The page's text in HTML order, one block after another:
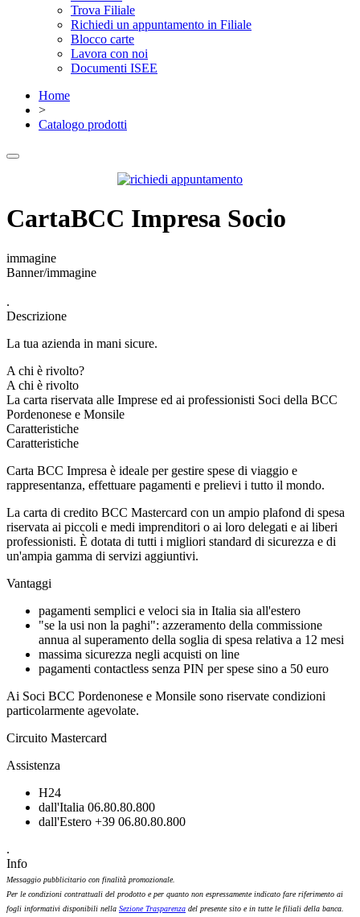
Trova Filiale
Richiedi un appuntamento in Filiale
Blocco carte
Lavora con noi
Documenti ISEE
Home
>
Catalogo prodotti
CartaBCC Impresa Socio
immagine
Banner/immagine
.
Descrizione
La tua azienda in mani sicure.
A chi è rivolto?
A chi è rivolto
La carta riservata alle Imprese ed ai professionisti Soci della BCC
Pordenonese e Monsile
Caratteristiche
Caratteristiche
Carta BCC Impresa è ideale per gestire spese di viaggio e
rappresentanza, effettuare pagamenti e prelievi i tutto il mondo.
La carta di credito BCC Mastercard con un ampio plafond di spesa
riservata ai piccoli e medi imprenditori o ai loro delegati e ai liberi
professionisti. È dotata di tutti i migliori standard di sicurezza e di
un'ampia gamma di servizi aggiuntivi.
Vantaggi
pagamenti semplici e veloci sia in Italia sia all'estero
"se la usi non la paghi": azzeramento della commissione
annua al superamento della soglia di spesa relativa a 12 mesi
massima sicurezza negli acquisti on line
pagamenti contactless senza PIN per spese sino a 50 euro
Ai Soci BCC Pordenonese e Monsile sono riservate condizioni
particolarmente agevolate.
Circuito Mastercard
Assistenza
H24
dall'Italia 06.80.80.800
dall'Estero +39 06.80.80.800
.
Info
Messaggio pubblicitario con finalità promozionale.
Per le condizioni contrattuali del prodotto e per quanto non espressamente indicato fare riferimento ai
fogli informativi disponibili nella Sezione Trasparenza del presente sito e in tutte le filiali della banca.